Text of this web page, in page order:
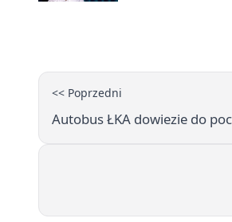
<< Poprzedni
Autobus ŁKA dowiezie do